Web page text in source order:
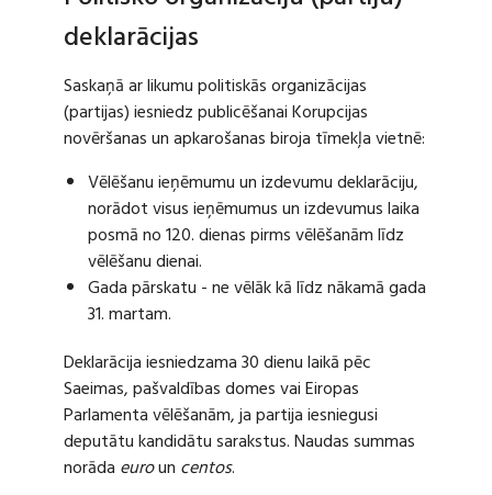
deklarācijas
Saskaņā ar likumu politiskās organizācijas
(partijas) iesniedz publicēšanai Korupcijas
novēršanas un apkarošanas biroja tīmekļa vietnē:
Vēlēšanu ieņēmumu un izdevumu deklarāciju,
norādot visus ieņēmumus un izdevumus laika
posmā no 120. dienas pirms vēlēšanām līdz
vēlēšanu dienai.
Gada pārskatu - ne vēlāk kā līdz nākamā gada
31. martam.
Deklarācija iesniedzama 30 dienu laikā pēc
Saeimas, pašvaldības domes vai Eiropas
Parlamenta vēlēšanām, ja partija iesniegusi
deputātu kandidātu sarakstus. Naudas summas
norāda euroun centos.